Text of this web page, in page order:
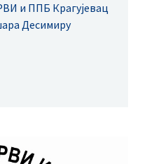
и ППБ Крагујевац
Десимиру